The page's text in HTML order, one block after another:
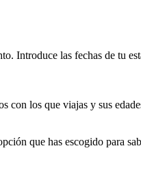
Introduce las fechas de tu
con los que viajas y sus
que has escogido para